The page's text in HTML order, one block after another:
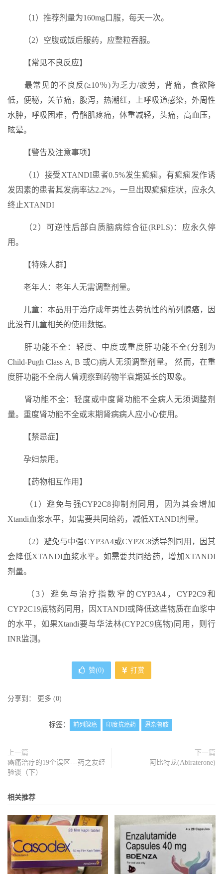
（1）推荐剂量为160mg口服，每天一次。
（2）空腹或饭后服药，应整粒吞服。
【常见不良反应】
最常见的不良反(≥10％)为乏力/疲劳，背痛，食欲降
低，便秘，关节痛，腹泻，热潮红，上呼吸道感染，外周性
水肿，呼吸困难，骨骼肌疼痛，体重减轻，头痛，高血压，
眩晕。
【警告及注意事项】
（1）接受XTANDI患者0.5%发生癫痫。有癫痫发作诱
发因素的患者其发病率达2.2%，一旦出现癫痫症状，应永久
终止XTANDI
（2）可逆性后部白质脑病综合征(RPLS)：应永久停
用。
【特殊人群】
老年人：老年人无需调整剂量。
儿童：本品用于治疗成年男性去势抗性的前列腺癌，因
此没有儿童相关的使用数据。
肝功能不全：轻度、中度或重度肝功能不全(分别为
Child-Pugh Class A, B 或C)病人无须调整剂量。 然而，在重
度肝功能不全病人曾观察到药物半衰期延长的现象。
肾功能不全：轻度或中度肾功能不全病人无须调整剂
量。重度肾功能不全或末期肾病病人应小心使用。
【禁忌症】
孕妇禁用。
【药物相互作用】
（1）避免与强CYP2C8抑制剂同用，因为其会增加
Xtandi血浆水平，如需要共同给药，减低XTANDI剂量。
（2）避免与中强CYP3A4或CYP2C8诱导剂同用，因其
会降低XTANDI血浆水平。如需要共同给药，增加XTANDI
剂量。
（3）避免与治疗指数窄的CYP3A4，CYP2C9和
CYP2C19底物药同用，因XTANDI或降低这些物质在血浆中
的水平，如果Xtandi要与华法林(CYP2C9底物)同用，则行
INR监测。
赞(0) 打赏
分享到： 更多 (0)
标签： 前列腺癌 印度抗癌药 恩杂鲁胺
上一篇
癌痛治疗的19个误区---药之友经
验谈（下）
下一篇
阿比特龙(Abiraterone)
相关推荐